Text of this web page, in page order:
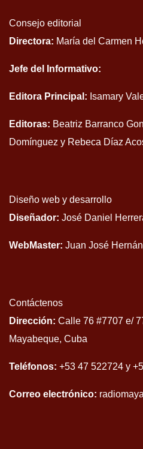
Consejo editorial
Directora: María del Carmen
Jefe del Informativo:
Editora Principal: Isamary
Editoras: Beatriz Barranco
Domínguez y Rebeca Díaz
Diseño web y desarrollo
Diseñador: José Daniel
WebMaster: Juan José
Contáctenos
Dirección: Calle 76 #7707 e/
Mayabeque, Cuba
Teléfonos: +53 47 522724 y
Correo electrónico: